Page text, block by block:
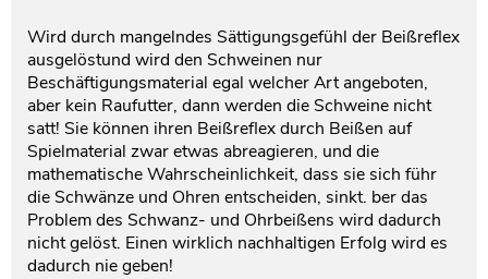
Wird durch mangelndes Sättigungsgefühl der Beißreflex
ausgelöstund wird den Schweinen nur
Beschäftigungsmaterial egal welcher Art angeboten,
aber kein Raufutter, dann werden die Schweine nicht
satt! Sie können ihren Beißreflex durch Beißen auf
Spielmaterial zwar etwas abreagieren, und die
mathematische Wahrscheinlichkeit, dass sie sich führ
die Schwänze und Ohren entscheiden, sinkt. ber das
Problem des Schwanz- und Ohrbeißens wird dadurch
nicht gelöst. Einen wirklich nachhaltigen Erfolg wird es
dadurch nie geben!